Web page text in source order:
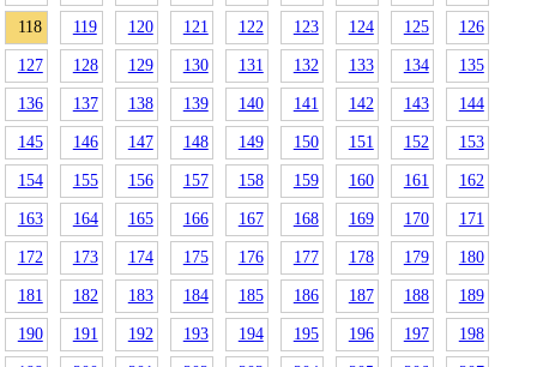
118 119 120 121 122 123 124 125 126
127 128 129 130 131 132 133 134 135
136 137 138 139 140 141 142 143 144
145 146 147 148 149 150 151 152 153
154 155 156 157 158 159 160 161 162
163 164 165 166 167 168 169 170 171
172 173 174 175 176 177 178 179 180
181 182 183 184 185 186 187 188 189
190 191 192 193 194 195 196 197 198